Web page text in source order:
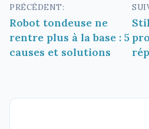
Navigation
de
l’article
PRÉCÉDENT:
Robot tondeuse ne
rentre plus à la base : 5
causes et solutions